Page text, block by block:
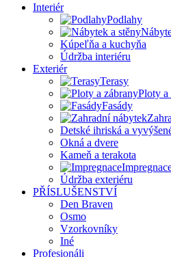
Interiér
Podlahy
Kúpeľňa a kuchyňa
Údržba interiéru
Exteriér
Terasy
Ploty a
Fasády
Detské ihriská a
Okná a dvere
Kameň a terakota
Údržba exteriéru
PŘÍSLUŠENSTVÍ
Den Braven
Osmo
Vzorkovníky
Iné
Profesionáli